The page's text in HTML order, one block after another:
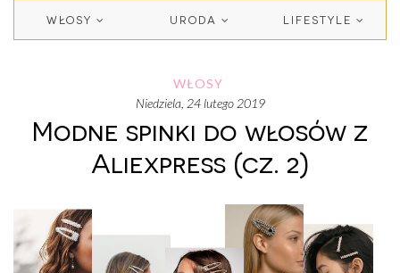
WŁOSY URODA LIFESTYLE
WŁOSY
niedziela, 24 lutego 2019
Modne spinki do włosów z
Aliexpress (cz. 2)